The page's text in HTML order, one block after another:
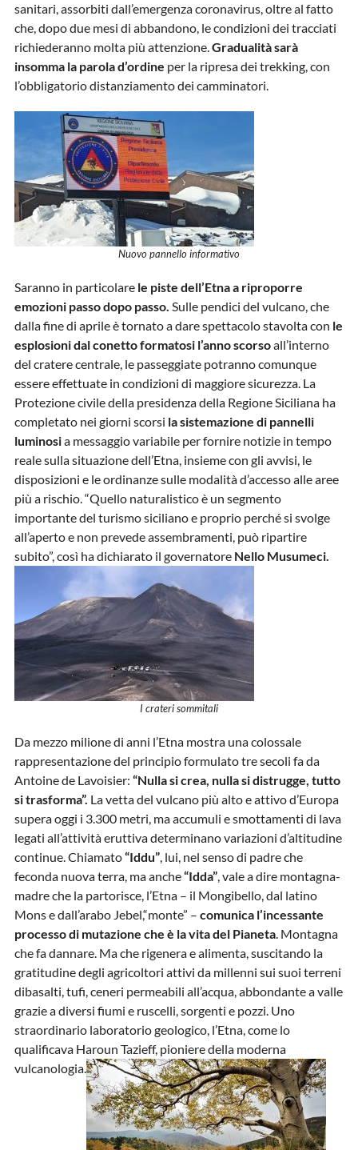
sanitari, assorbiti dall’emergenza coronavirus, oltre al fatto
che, dopo due mesi di abbandono, le condizioni dei tracciati
richiederanno molta più attenzione.Gradualità sarà
insomma la parola d’ordine per la ripresa dei trekking, con
l’obbligatorio distanziamento dei camminatori.
Nuovo pannello informativo
Saranno in particolarele piste dell’Etna a riproporre
emozioni passo dopo passo. Sulle pendici del vulcano, che
dalla fine di aprile è tornato a dare spettacolo stavolta con le
esplosioni dal conetto formatosi l’anno scorsoall’interno
del cratere centrale, le passeggiate potranno comunque
essere effettuate in condizioni di maggiore sicurezza. La
Protezione civile della presidenza della Regione Siciliana ha
completato nei giorni scorsi la sistemazione di pannelli
luminosia messaggio variabile per fornire notizie in tempo
reale sulla situazione dell’Etna, insieme con gli avvisi, le
disposizioni e le ordinanze sulle modalità d’accesso alle aree
più a rischio. “Quello naturalistico è un segmento
importante del turismo siciliano e proprio perché si svolge
all’aperto e non prevede assembramenti, può ripartire
subito”, così ha dichiarato il governatore Nello Musumeci.
I crateri sommitali
Da mezzo milione di anni l’Etna mostra una colossale
rappresentazione del principio formulato tre secoli fa da
Antoine de Lavoisier: “Nulla si crea, nulla si distrugge, tutto
si trasforma”. La vetta del vulcano più alto e attivo d’Europa
supera oggi i 3.300 metri, ma accumuli e smottamenti di lava
legati all’attività eruttiva determinano variazioni d’altitudine
continue. Chiamato“Iddu”, lui, nel senso di padre che
feconda nuova terra, ma anche“Idda”, vale a dire montagna-
madre che la partorisce, l’Etna – il Mongibello, dal latino
Mons e dall’arabo Jebel,“monte” – comunica l’incessante
processo di mutazione che è la vita del Pianeta. Montagna
che fa dannare. Ma che rigenera e alimenta, suscitando la
gratitudine degli agricoltori attivi da millenni sui suoi terreni
dibasalti, tufi, ceneri permeabili all’acqua, abbondante a valle
grazie a diversi fiumi e ruscelli, sorgenti e pozzi. Uno
straordinario laboratorio geologico, l’Etna, come lo
qualificava Haroun Tazieff, pioniere della moderna
vulcanologia.